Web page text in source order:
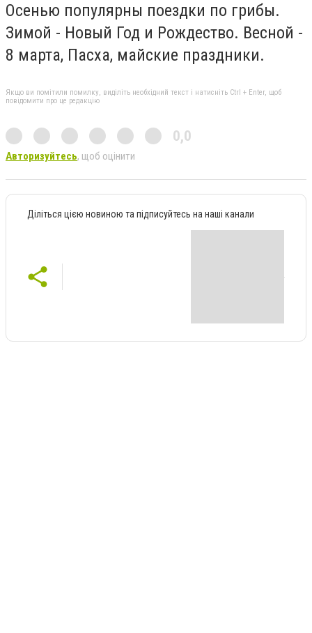
Осенью популярны поездки по грибы.
Зимой - Новый Год и Рождество. Весной -
8 марта, Пасха, майские праздники.
Якщо ви помітили помилку, виділіть необхідний текст і натисніть Ctrl + Enter, щоб
повідомити про це редакцію
0,0
Авторизуйтесь, щоб оцінити
Діліться цією новиною та підписуйтесь на наші канали